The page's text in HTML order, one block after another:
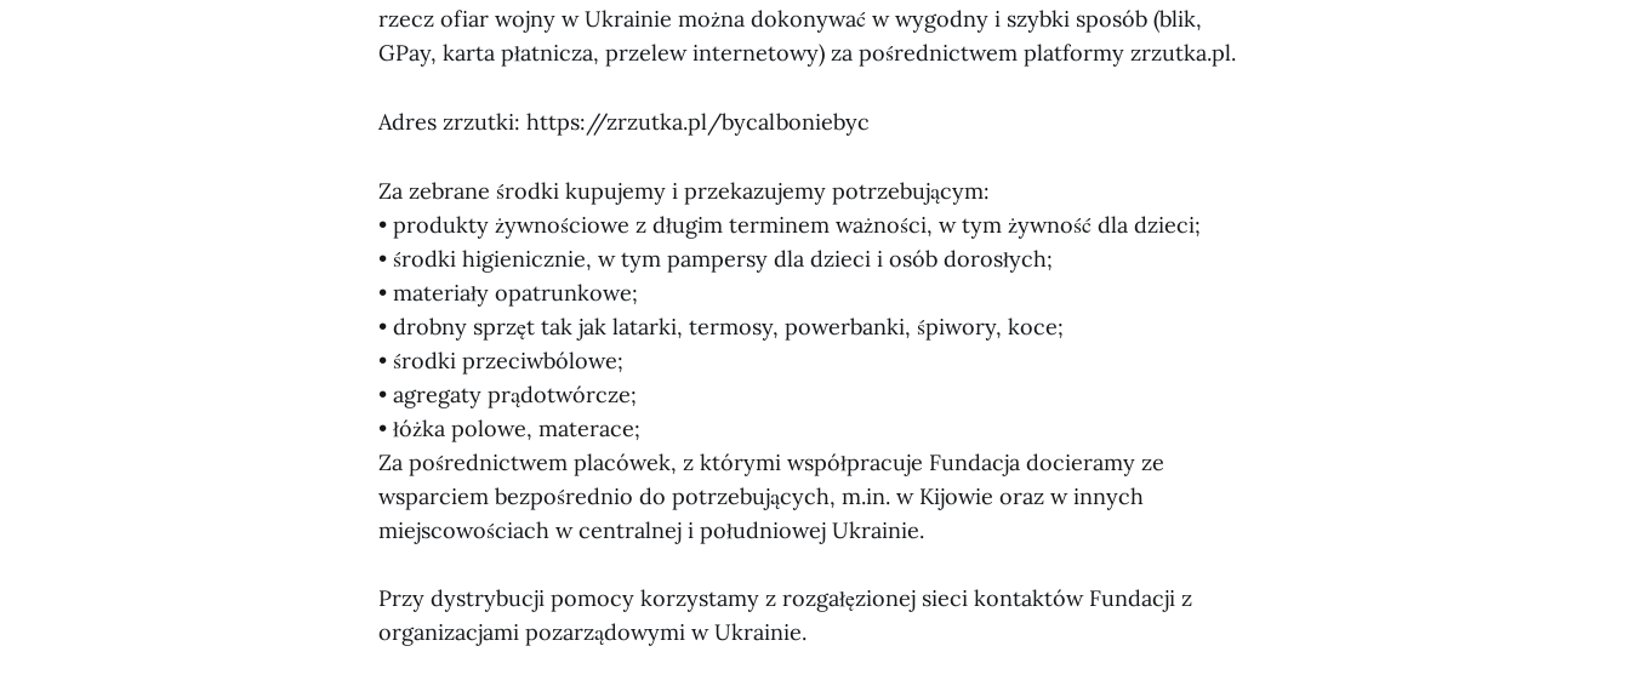
rzecz ofiar wojny w Ukrainie można dokonywać w wygodny i szybki sposób (blik,
GPay, karta płatnicza, przelew internetowy) za pośrednictwem platformy zrzutka.pl.
Adres zrzutki: https://zrzutka.pl/bycalboniebyc
Za zebrane środki kupujemy i przekazujemy potrzebującym:
• produkty żywnościowe z długim terminem ważności, w tym żywność dla dzieci;
• środki higienicznie, w tym pampersy dla dzieci i osób dorosłych;
• materiały opatrunkowe;
• drobny sprzęt tak jak latarki, termosy, powerbanki, śpiwory, koce;
• środki przeciwbólowe;
• agregaty prądotwórcze;
• łóżka polowe, materace;
Za pośrednictwem placówek, z którymi współpracuje Fundacja docieramy ze
wsparciem bezpośrednio do potrzebujących, m.in. w Kijowie oraz w innych
miejscowościach w centralnej i południowej Ukrainie.
Przy dystrybucji pomocy korzystamy z rozgałęzionej sieci kontaktów Fundacji z
organizacjami pozarządowymi w Ukrainie.